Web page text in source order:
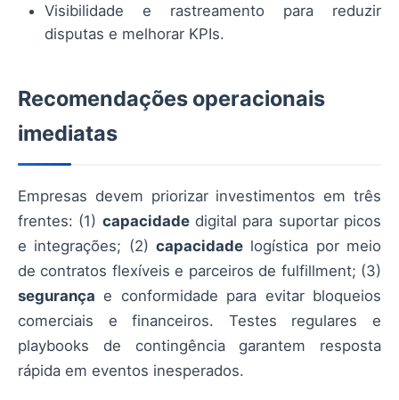
Visibilidade e rastreamento para reduzir
disputas e melhorar KPIs.
Recomendações operacionais
imediatas
Empresas devem priorizar investimentos em três
frentes: (1) capacidadedigital para suportar picos
e integrações; (2) capacidade logística por meio
de contratos flexíveis e parceiros de fulfillment; (3)
segurança e conformidade para evitar bloqueios
comerciais e financeiros. Testes regulares e
playbooks de contingência garantem resposta
rápida em eventos inesperados.